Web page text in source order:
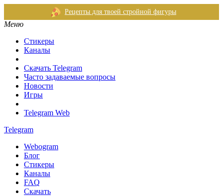
Рецепты для твоей стройной фигуры
Меню
Стикеры
Каналы
Скачать Telegram
Часто задаваемые вопросы
Новости
Игры
Telegram Web
Telegram
Webogram
Блог
Стикеры
Каналы
FAQ
Скачать